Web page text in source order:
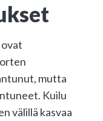
mutta
Kuilu
välillä kasvaa